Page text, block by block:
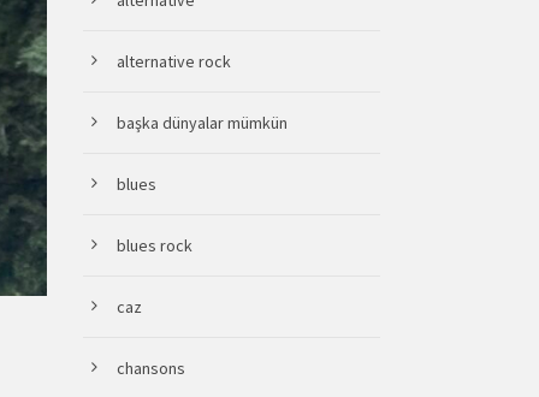
alternative rock
başka dünyalar mümkün
blues
blues rock
caz
chansons